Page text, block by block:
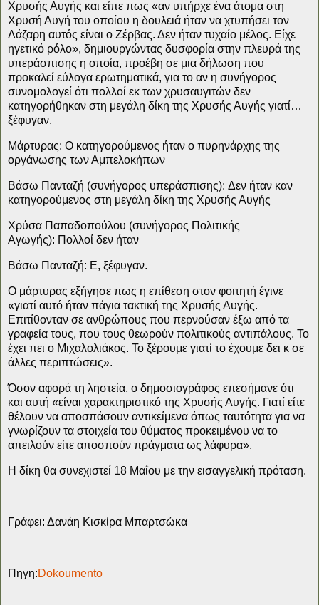
Χρυσής Αυγής και είπε πως «αν υπήρχε ένα άτομα στη
Χρυσή Αυγή του οποίου η δουλειά ήταν να χτυπήσει τον
Λάζαρη αυτός είναι ο Ζέρβας. Δεν ήταν τυχαίο μέλος. Είχε
ηγετικό ρόλο», δημιουργώντας δυσφορία στην πλευρά της
υπεράσπισης η οποία, προέβη σε μια δήλωση που
προκαλεί εύλογα ερωτηματικά, για το αν η συνήγορος
συνομολογεί ότι πολλοί εκ των χρυσαυγιτών δεν
κατηγορήθηκαν στη μεγάλη δίκη της Χρυσής Αυγής γιατί…
ξέφυγαν.
Μάρτυρας: Ο κατηγορούμενος ήταν ο πυρηνάρχης της
οργάνωσης των Αμπελοκήπων
Βάσω Πανταζή (συνήγορος υπεράσπισης): Δεν ήταν καν
κατηγορούμενος στη μεγάλη δίκη της Χρυσής Αυγής
Χρύσα Παπαδοπούλου (συνήγορος Πολιτικής
Αγωγής): Πολλοί δεν ήταν
Βάσω Πανταζή: Ε, ξέφυγαν.
Ο μάρτυρας εξήγησε πως η επίθεση στον φοιτητή έγινε
«γιατί αυτό ήταν πάγια τακτική της Χρυσής Αυγής.
Επιτίθονταν σε ανθρώπους που περνούσαν έξω από τα
γραφεία τους, που τους θεωρούν πολιτικούς αντιπάλους. Το
έχει πει ο Μιχαλολιάκος. Το ξέρουμε γιατί το έχουμε δει κ σε
άλλες περιπτώσεις».
Όσον αφορά τη ληστεία, ο δημοσιογράφος επεσήμανε ότι
και αυτή «είναι χαρακτηριστικό της Χρυσής Αυγής. Γιατί είτε
θέλουν να αποσπάσουν αντικείμενα όπως ταυτότητα για να
γνωρίζουν τα στοιχεία του θύματος προκειμένου να το
απειλούν είτε αποσπούν πράγματα ως λάφυρα».
Η δίκη θα συνεχιστεί 18 Μαΐου με την εισαγγελική πρόταση.
Γράφει: Δανάη Κισκίρα Μπαρτσώκα
Πηγη:Dokoumento